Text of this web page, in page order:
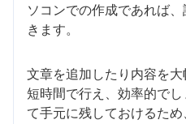
ソコンでの作成であれば
きます。
文章を追加したり内容を
短時間で行え、効率的で
て手元に残しておけるた